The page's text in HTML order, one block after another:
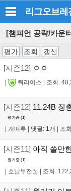
리그오브레
[챔피언 공략/카운
평가 조회 갱신
[시즌12] ㅇㅇ
쿼리어스 조회:
[시즌12] 11.24B 징
평가중 (1)
걔먜루 댓글: 1개 조
[시즌11] 아직 쓸만
평가중 (1)
| 호날두전설 | 조회: